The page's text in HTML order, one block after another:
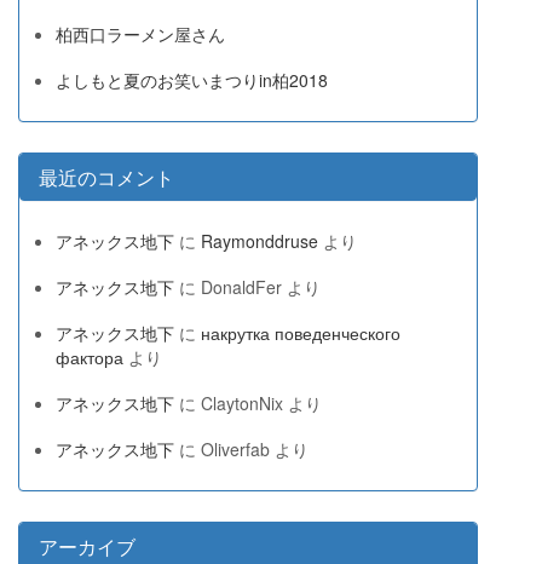
柏西口ラーメン屋さん
よしもと夏のお笑いまつりin柏2018
最近のコメント
アネックス地下 に Raymonddruse より
アネックス地下 に DonaldFer より
アネックス地下 に накрутка поведенческого
фактора より
アネックス地下 に ClaytonNix より
アネックス地下 に Oliverfab より
アーカイブ